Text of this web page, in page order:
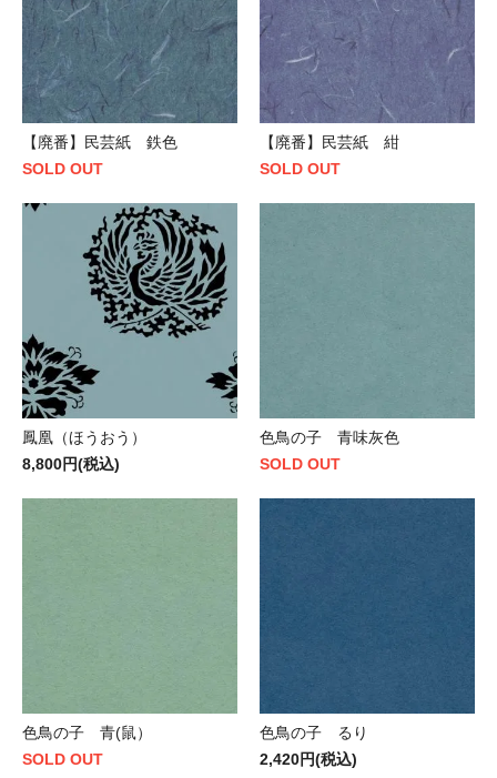
【廃番】民芸紙 鉄色
SOLD OUT
【廃番】民芸紙 紺
SOLD OUT
鳳凰（ほうおう）
8,800円(税込)
色鳥の子 青味灰色
SOLD OUT
色鳥の子 青(鼠）
SOLD OUT
色鳥の子 るり
2,420円(税込)